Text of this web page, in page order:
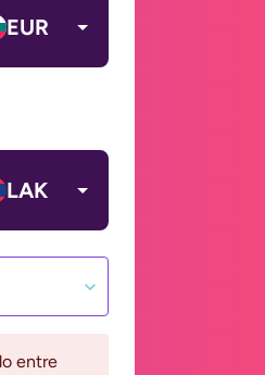
EUR
LAK
entre